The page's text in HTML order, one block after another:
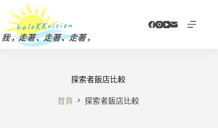
主
要
探索者飯店比較
首頁 探索者飯店比較